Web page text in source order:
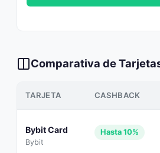
Comparativa de
TARJETA CASHBACK
Bybit Card
Bybit
Hasta 10%